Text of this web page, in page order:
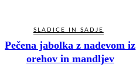
SLADICE IN SADJE
Pečena jabolka z nadevom iz
orehov in mandljev